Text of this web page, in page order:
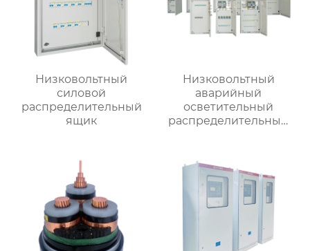
Низковольтный
силовой
распределительный
ящик
Низковольтный
аварийный
осветительный
распределительный